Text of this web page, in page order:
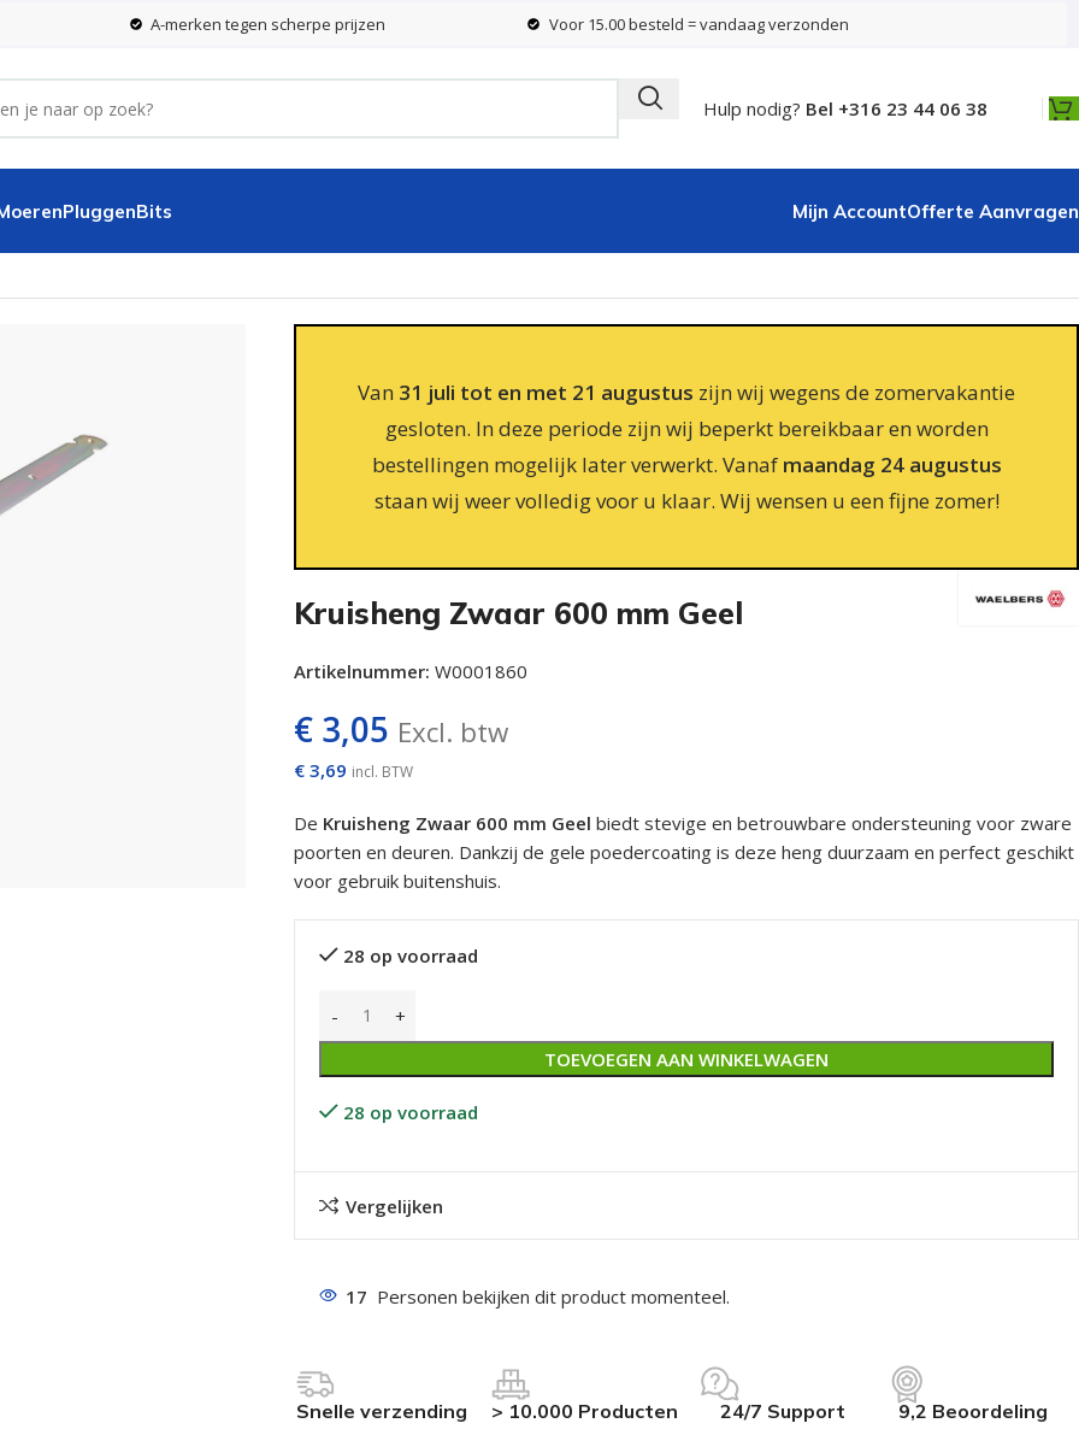
A-merken tegen scherpe prijzen Voor 15.00 besteld = vandaag verzonden
Hulp nodig? Bel +316 23 44 06 38
PluggenBits Mijn AccountOfferte Aanvragen
Van 31 juli tot en met 21 augustus zijn wij wegens de zomervakantie
gesloten. In deze periode zijn wij beperkt bereikbaar en worden
bestellingen mogelijk later verwerkt. Vanaf maandag 24 augustus
staan wij weer volledig voor u klaar. Wij wensen u een fijne zomer!
Kruisheng Zwaar 600 mm Geel
Artikelnummer: W0001860
€ 3,05 Excl. btw
€ 3,69 incl. BTW
De Kruisheng Zwaar 600 mm Geel biedt stevige en betrouwbare ondersteuning voor zware
poorten en deuren. Dankzij de gele poedercoating is deze heng duurzaam en perfect geschikt
voor gebruik buitenshuis.
28 op voorraad
TOEVOEGEN AAN WINKELWAGEN
28 op voorraad
Vergelijken
17 Personen bekijken dit product momenteel.
Snelle verzending > 10.000 Producten 24/7 Support 9,2 Beoordeling